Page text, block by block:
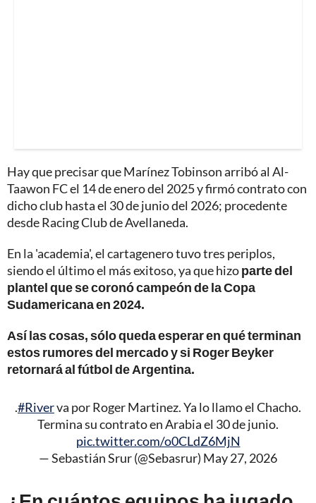
Hay que precisar que Marínez Tobinson arribó al Al-
Taawon FC el 14 de enero del 2025 y firmó contrato con
dicho club hasta el 30 de junio del 2026; procedente
desde Racing Club de Avellaneda.
En la 'academia', el cartagenero tuvo tres periplos,
siendo el último el más exitoso, ya que hizoparte del
plantel que se coronó campeón de la Copa
Sudamericana en 2024.
Así las cosas, sólo queda esperar en qué terminan
estos rumores del mercado y si Roger Beyker
retornará al fútbol de Argentina.
.#Riverva por Roger Martinez. Ya lo llamo el Chacho.
Termina su contrato en Arabia el 30 de junio.
pic.twitter.com/o0CLdZ6MjN
— Sebastián Srur (@Sebasrur) May 27, 2026